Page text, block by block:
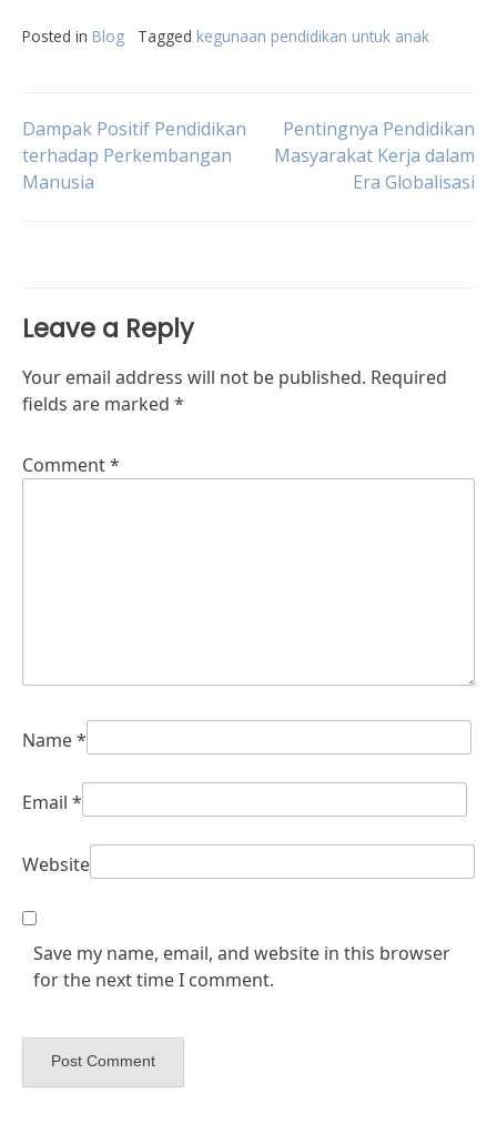
Posted in Blog Tagged kegunaan pendidikan untuk anak
Post
navigation
Dampak Positif Pendidikan
terhadap Perkembangan
Manusia
Pentingnya Pendidikan
Masyarakat Kerja dalam
Era Globalisasi
Leave a Reply
Your email address will not be published. Required
fields are marked *
Comment*
Name*
Email *
Website
Save my name, email, and website in this browser
for the next time I comment.